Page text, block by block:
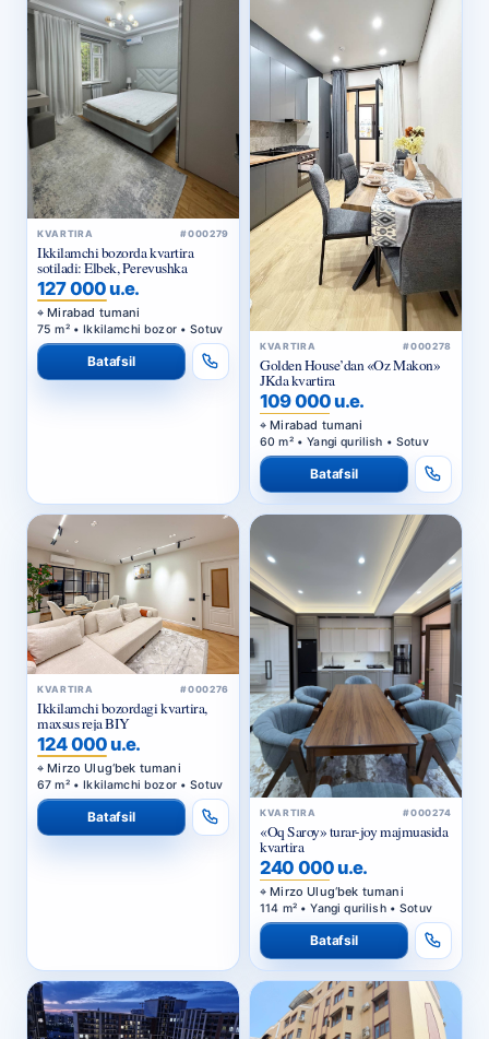
KVARTIRA #000279
Ikkilamchi bozorda kvartira
sotiladi: Elbek, Perevushka
127 000 u.e.
Mirabad tumani
75 m² • Ikkilamchi bozor • Sotuv
Batafsil
KVARTIRA #000278
Golden House’dan «Oz Makon»
JKda kvartira
109 000 u.e.
Mirabad tumani
60 m² • Yangi qurilish • Sotuv
Batafsil
KVARTIRA #000276
Ikkilamchi bozordagi kvartira,
maxsus reja BIY
124 000 u.e.
Mirzo Ulug‘bek tumani
67 m² • Ikkilamchi bozor • Sotuv
Batafsil KVARTIRA #000274
«Oq Saroy» turar-joy majmuasida
kvartira
240 000 u.e.
Mirzo Ulug‘bek tumani
114 m² • Yangi qurilish • Sotuv
Batafsil